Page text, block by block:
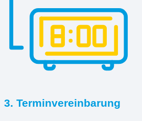
3. Terminvereinbarung